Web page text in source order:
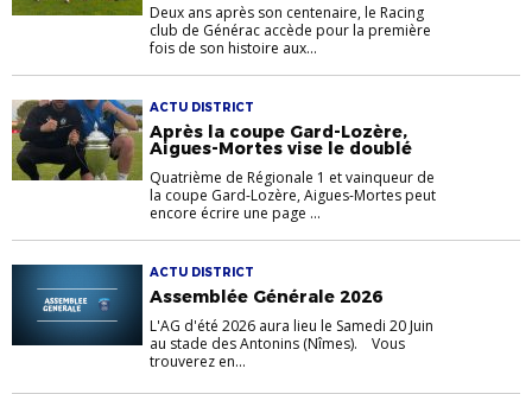
Deux ans après son centenaire, le Racing
club de Générac accède pour la première
fois de son histoire aux...
ACTU DISTRICT
Après la coupe Gard-Lozère,
Aigues-Mortes vise le doublé
Quatrième de Régionale 1 et vainqueur de
la coupe Gard-Lozère, Aigues-Mortes peut
encore écrire une page ...
ACTU DISTRICT
Assemblée Générale 2026
L'AG d'été 2026 aura lieu le Samedi 20 Juin
au stade des Antonins (Nîmes). Vous
trouverez en...